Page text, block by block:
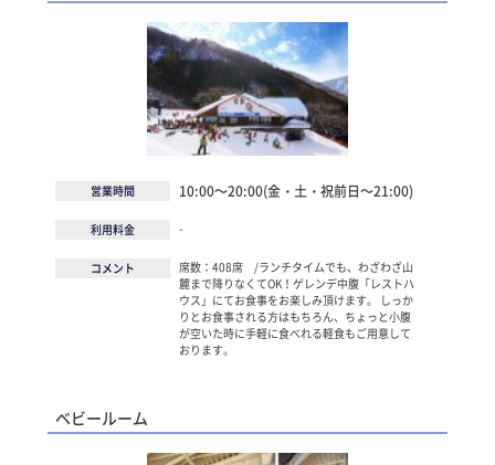
営業時間 10:00～20:00(金・土・祝前日～21:00)
利用料金 -
コメント
席数：408席 /ランチタイムでも、わざわざ山
麓まで降りなくてOK！ゲレンデ中腹「レストハ
ウス」にてお食事をお楽しみ頂けます。 しっか
りとお食事される方はもちろん、ちょっと小腹
が空いた時に手軽に食べれる軽食もご用意して
おります。
ベビールーム